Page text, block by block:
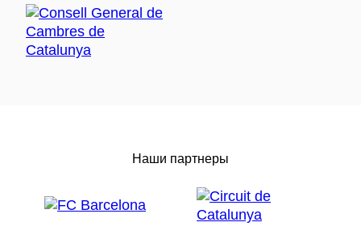
www.planetamagic.com/pineda/planetamagic_ct/
- Bowling Cataluña.
боулинг.
Наши партнеры